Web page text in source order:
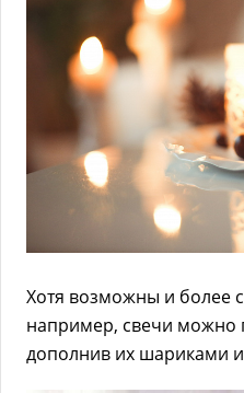
Хотя возможны и более
например, свечи можно
дополнив их шариками